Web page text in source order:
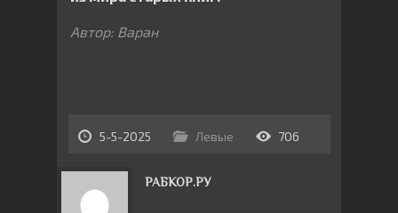
Автор: Варан
5-5-2025 Левые 706
РАБКОР.РУ